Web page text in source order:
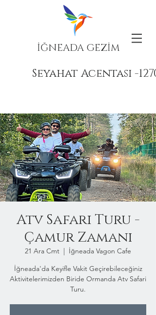
İĞNEADA GEZİM
Seyahat Acentası -
Atv Safari Turu -
Çamur Zamanı
21 Ara Cmt
  |
İğneada Vagon Cafe
İğneada'da Keyifle Vakit Geçirebileceğiniz
Aktivitelerimizden Biride Ormanda Atv Safari
Turu.